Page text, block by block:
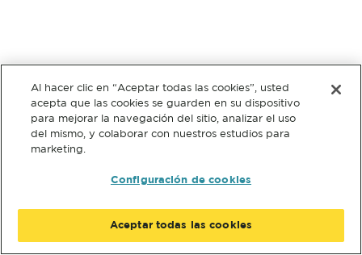
Al hacer clic en “Aceptar todas las cookies”, usted
acepta que las cookies se guarden en su dispositivo
para mejorar la navegación del sitio, analizar el uso
del mismo, y colaborar con nuestros estudios para
marketing.
Configuración de cookies
Aceptar todas las cookies